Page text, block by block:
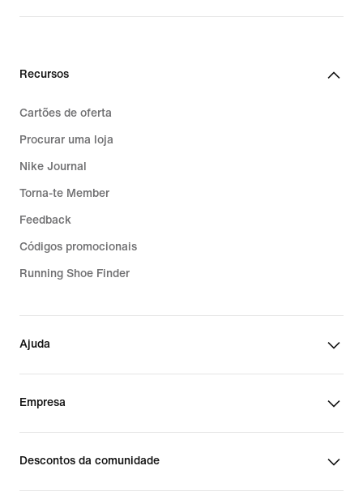
Recursos
Cartões de oferta
Procurar uma loja
Nike Journal
Torna-te Member
Feedback
Códigos promocionais
Running Shoe Finder
Ajuda
Empresa
Descontos da comunidade